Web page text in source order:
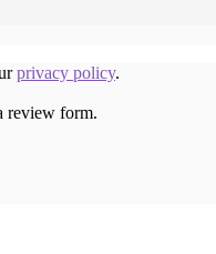
privacy policy.
review form.